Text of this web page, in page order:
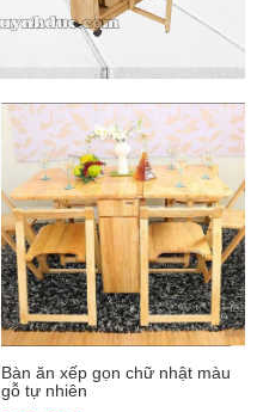
Bàn ăn xếp gọn chữ nhật màu
gỗ tự nhiên